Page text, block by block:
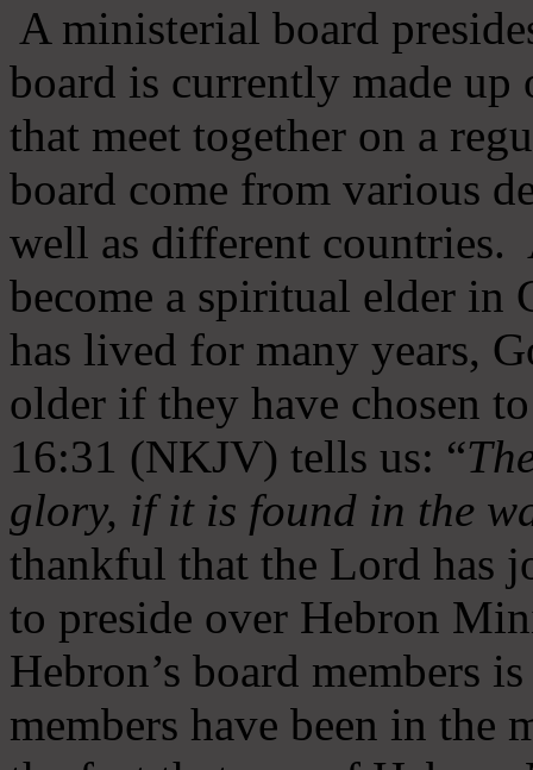
A ministerial board
board is currently made
that meet together on a
board come from various
well as different countries.
become a spiritual elder in
has lived for many years,
older if they have chosen
16:31 (NKJV) tells us: “
glory, if it is found in the
thankful that the Lord has
to preside over Hebron
Hebron’s board members
members have been in